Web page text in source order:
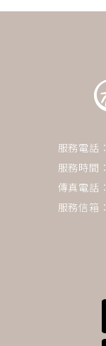
服務電話
服務時間
傳真電話
服務信箱：